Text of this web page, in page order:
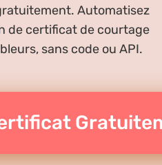
Automatisez
de certificat de courtage
sans code ou API.